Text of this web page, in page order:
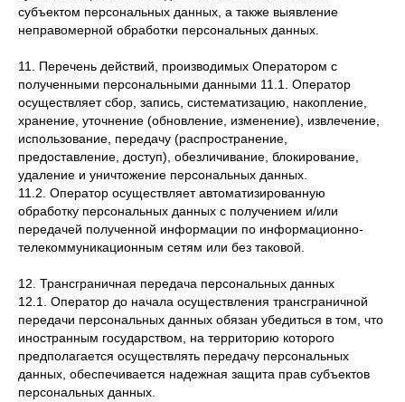
субъектом персональных данных, а также выявление
неправомерной обработки персональных данных.
11. Перечень действий, производимых Оператором с
полученными персональными данными 11.1. Оператор
осуществляет сбор, запись, систематизацию, накопление,
хранение, уточнение (обновление, изменение), извлечение,
использование, передачу (распространение,
предоставление, доступ), обезличивание, блокирование,
удаление и уничтожение персональных данных.
11.2. Оператор осуществляет автоматизированную
обработку персональных данных с получением и/или
передачей полученной информации по информационно-
телекоммуникационным сетям или без таковой.
12. Трансграничная передача персональных данных
12.1. Оператор до начала осуществления трансграничной
передачи персональных данных обязан убедиться в том, что
иностранным государством, на территорию которого
предполагается осуществлять передачу персональных
данных, обеспечивается надежная защита прав субъектов
персональных данных.